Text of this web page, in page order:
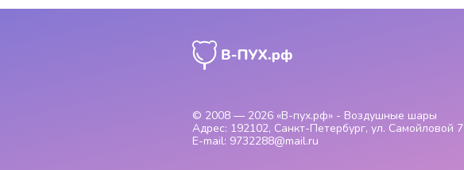
© 2008 — 2026 «В-пух.рф» - Воздушные шары
Адрес: 192102, Санкт-Петербург, ул. Самойловой 7
E-mail: 9732288@mail.ru